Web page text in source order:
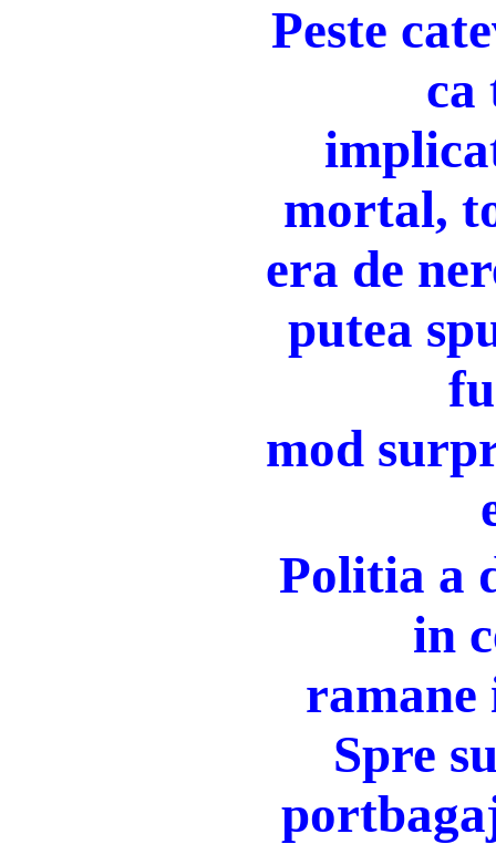
Peste
ca
mortal,
era de
putea
mod
Politia a
in
ramane
Spre